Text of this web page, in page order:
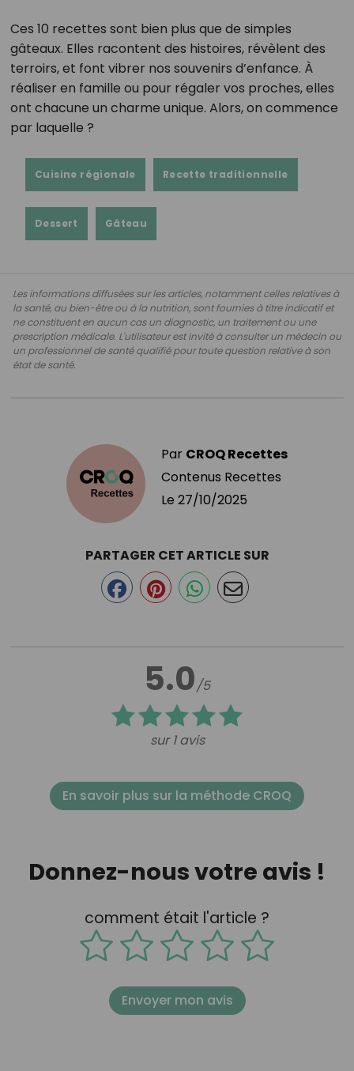
Ces 10 recettes sont bien plus que de simples
gâteaux. Elles racontent des histoires, révèlent des
terroirs, et font vibrer nos souvenirs d’enfance. À
réaliser en famille ou pour régaler vos proches, elles
ont chacune un charme unique. Alors, on commence
par laquelle ?
Cuisine régionale Recette traditionnelle
Dessert Gâteau
Les informations diffusées sur les articles, notamment celles relatives à
la santé, au bien-être ou à la nutrition, sont fournies à titre indicatif et
ne constituent en aucun cas un diagnostic, un traitement ou une
prescription médicale. L'utilisateur est invité à consulter un médecin ou
un professionnel de santé qualifié pour toute question relative à son
état de santé.
Par CROQ Recettes
Contenus Recettes
Le 27/10/2025
5.0/5
sur 1 avis
PARTAGER CET ARTICLE SUR
En savoir plus sur la méthode CROQ
Donnez-nous votre avis !
comment était l'article ?
Envoyer mon avis